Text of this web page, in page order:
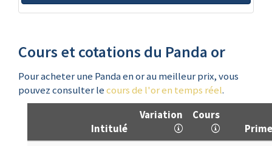
Cours et cotations du Panda or
Pour acheter une Panda en or au meilleur prix, vous
pouvez consulter lecours de l'or en temps réel.
Intitulé
Variation
Cours
Prime